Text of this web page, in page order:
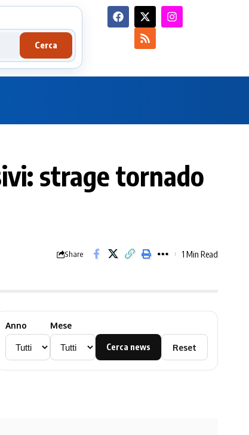
Cerca
strage tornado
Share 1 Min Read
Anno Mese
Cerca news Reset